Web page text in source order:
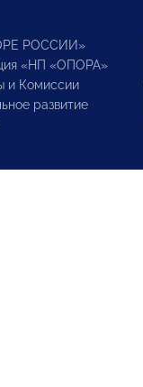
РОССИИ»
«НП «ОПОРА»
и Комиссии
развитие